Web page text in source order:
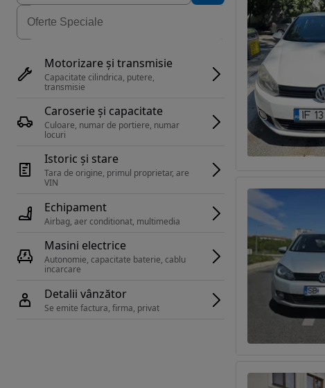
Motorizare și transmisie
Capacitate cilindrica, putere,
transmisie
Caroserie și capacitate
Culoare, numar de portiere, numar
locuri
Istoric și stare
Tara de origine, primul proprietar, are
Echipament
Airbag, aer conditionat, multimedia
Masini electrice
Autonomie, capacitate baterie, cablu
Detalii vânzător
Se emite factura, firma, privat